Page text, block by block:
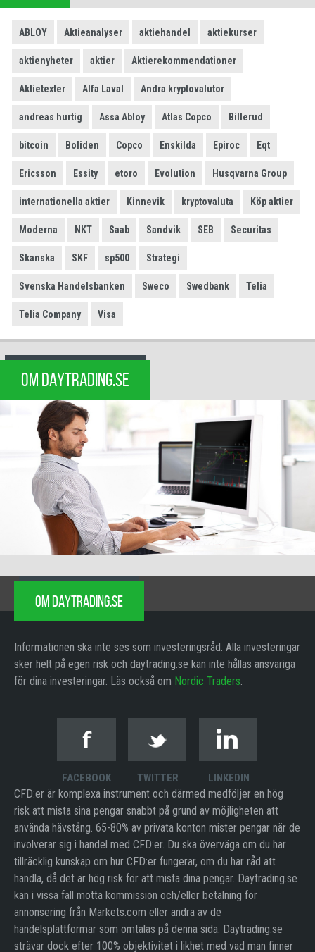
ABLOY Aktieanalyser aktiehandel aktiekurser
aktienyheter aktier Aktierekommendationer
Aktietexter Alfa Laval Andra kryptovalutor
andreas hurtig Assa Abloy Atlas Copco Billerud
bitcoin Boliden Copco Enskilda Epiroc Eqt
Ericsson Essity etoro Evolution Husqvarna Group
internationella aktier Kinnevik kryptovaluta Köp aktier
Moderna NKT Saab Sandvik SEB Securitas
Skanska SKF sp500 Strategi
Svenska Handelsbanken Sweco Swedbank Telia
Telia Company Visa
OM DAYTRADING.SE
OM DAYTRADING.SE
Informationen ska inte ses som investeringsråd. Alla investeringar
sker helt på egen risk och daytrading.se kan inte hållas ansvariga
för dina investeringar. Läs också om Nordic Traders.
FACEBOOK TWITTER LINKEDIN
CFD:er är komplexa instrument och därmed medföljer en hög
risk att mista sina pengar snabbt på grund av möjligheten att
använda hävstång. 65-80% av privata konton mister pengar när de
involverar sig i handel med CFD:er. Du ska överväga om du har
tillräcklig kunskap om hur CFD:er fungerar, om du har råd att
handla, då det är hög risk för att mista dina pengar. Daytrading.se
kan i vissa fall motta kommission och/eller betalning för
annonsering från Markets.com eller andra av de
handelsplattformar som omtalas på denna sida. Daytrading.se
strävar dock efter 100% objektivitet i likhet med vad man finner